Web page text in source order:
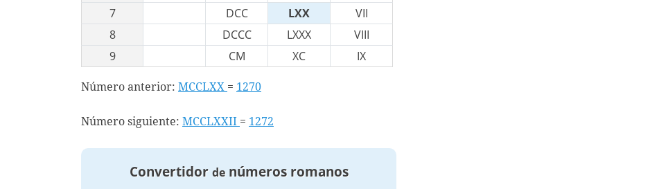
7
DCC LXX
VII
8
DCCC LXXX
VIII
9
CM XC IX
Número anterior: MCCLXX = 1270
Número siguiente: MCCLXXII = 1272
Convertidor denúmeros romanos